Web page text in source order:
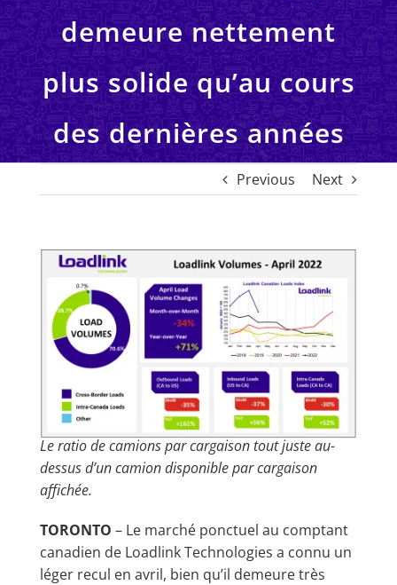
demeure nettement
plus solide qu’au cours
des dernières années
Previous Next
View
Larger
Image
Le ratio de camions par cargaison tout juste au-
dessus d’un camion disponible par cargaison
affichée.
TORONTO – Le marché ponctuel au comptant
canadien de Loadlink Technologies a connu un
léger recul en avril, bien qu’il demeure très